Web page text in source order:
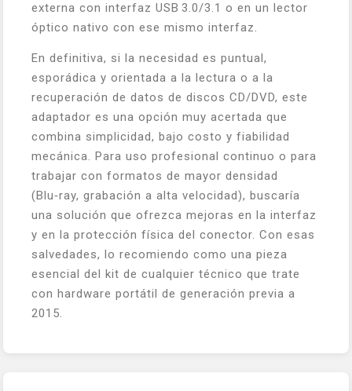
externa con interfaz USB 3.0/3.1 o en un lector
óptico nativo con ese mismo interfaz.
En definitiva, si la necesidad es puntual,
esporádica y orientada a la lectura o a la
recuperación de datos de discos CD/DVD, este
adaptador es una opción muy acertada que
combina simplicidad, bajo costo y fiabilidad
mecánica. Para uso profesional continuo o para
trabajar con formatos de mayor densidad
(Blu‑ray, grabación a alta velocidad), buscaría
una solución que ofrezca mejoras en la interfaz
y en la protección física del conector. Con esas
salvedades, lo recomiendo como una pieza
esencial del kit de cualquier técnico que trate
con hardware portátil de generación previa a
2015.